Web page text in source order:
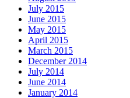
July 2015
June 2015
May 2015
April 2015
March 2015
December 2014
July 2014
June 2014
January 2014